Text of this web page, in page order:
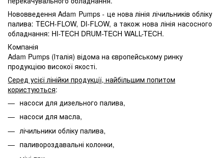
Нововведення Adam Pumps - це нова лінія лічильників обліку
палива: TECH-FLOW, DI-FLOW, а також нова лінія насосного
обладнання: HI-TECH DRUM-TECH WALL-TECH.
Компанія
Adam Pumps (Італія) відома на європейському ринку
продукцією високої якості.
Серед усієї лінійки продукції, найбільшим попитом
користуються:
насоси для дизельного палива,
насоси для масла,
лічильники обліку палива,
паливороздавальні колонки,